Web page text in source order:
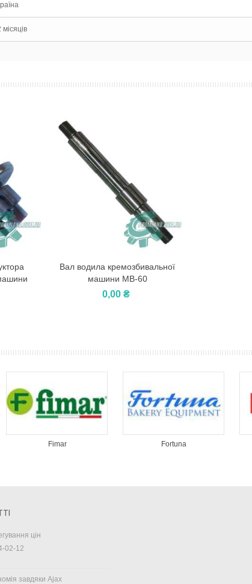
місяців
У Кошик
Вал водила кремозбивальної
машини МВ-60
0,00 ₴
Fimar Fortuna
цін
02-12
завдяки Ajax